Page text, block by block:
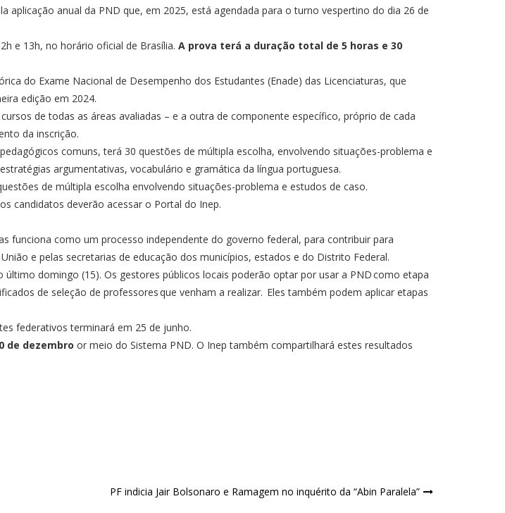
aplicação anual da PND que, em 2025, está agendada para o turno vespertino do dia 26 de
e 13h, no horário oficial de Brasília. A prova terá a duração total de 5 horas e 30
do Exame Nacional de Desempenho dos Estudantes (Enade) das Licenciaturas, que
edição em 2024.
de todas as áreas avaliadas – e a outra de componente específico, próprio de cada
da inscrição.
comuns, terá 30 questões de múltipla escolha, envolvendo situações-problema e
argumentativas, vocabulário e gramática da língua portuguesa.
de múltipla escolha envolvendo situações-problema e estudos de caso.
candidatos deverão acessar o Portal do Inep.
funciona como um processo independente do governo federal, para contribuir para
e pelas secretarias de educação dos municípios, estados e do Distrito Federal.
domingo (15). Os gestores públicos locais poderão optar por usar a PND como etapa
de seleção de professores que venham a realizar. Eles também podem aplicar etapas
federativos terminará em 25 de junho.
de dezembro or meio do Sistema PND. O Inep também compartilhará estes resultados
PF indicia Jair Bolsonaro e Ramagem no inquérito da “Abin Paralela”